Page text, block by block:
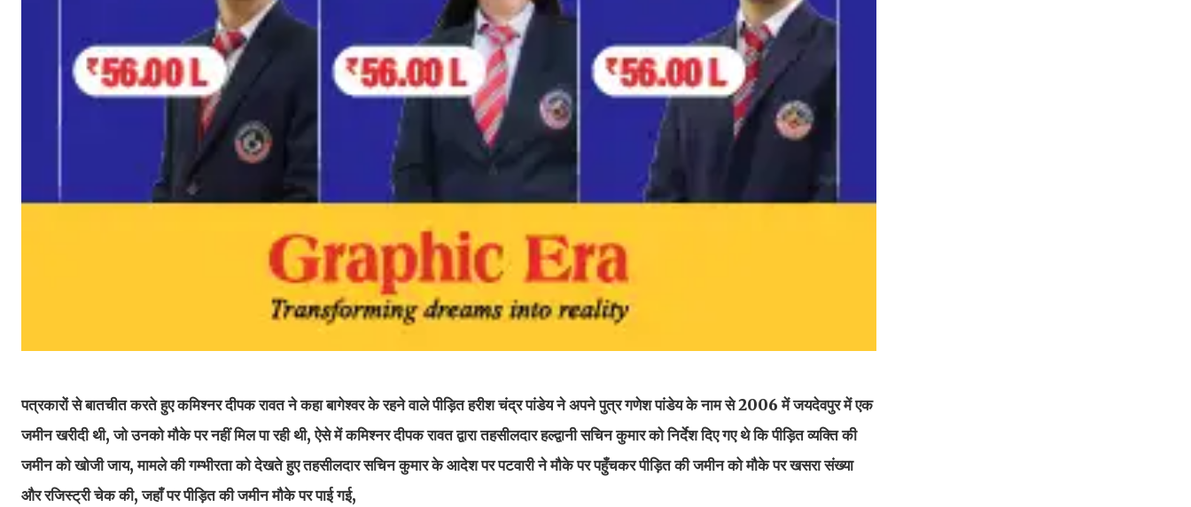
पत्रकारों से बातचीत करते हुए कमिश्नर दीपक रावत ने कहा बागेश्वर के रहने वाले पीड़ित हरीश चंद्र पांडेय ने अपने पुत्र गणेश पांडेय के नाम से 2006 में जयदेवपुर में एक
जमीन खरीदी थी, जो उनको मौके पर नहीं मिल पा रही थी, ऐसे में कमिश्नर दीपक रावत द्वारा तहसीलदार हल्द्वानी सचिन कुमार को निर्देश दिए गए थे कि पीड़ित व्यक्ति की
जमीन को खोजी जाय, मामले की गम्भीरता को देखते हुए तहसीलदार सचिन कुमार के आदेश पर पटवारी ने मौके पर पहुँचकर पीड़ित की जमीन को मौके पर खसरा संख्या
और रजिस्ट्री चेक की, जहाँ पर पीड़ित की जमीन मौके पर पाई गई,